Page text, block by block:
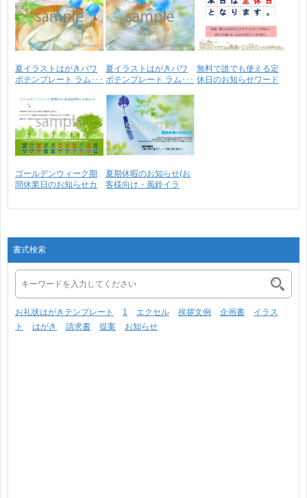
夏イラストはがきパワ
ポテンプレート ラム･･･
夏イラストはがきパワ
ポテンプレート ラム･･･
無料で誰でも使える定
休日のお知らせワード
ゴールデンウィーク期
間休業日のお知らせカ
夏期休暇のお知らせ(お
客様向け・風鈴イラ
書式検索
お礼状はがきテンプレート 1 エクセル 挨拶文例 企画書
イラス
ト
はがき 請求書 提案 お知らせ